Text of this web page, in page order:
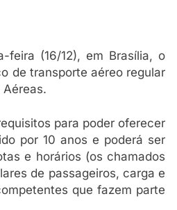
feira (16/12), em Brasília, o
de transporte aéreo regular
para poder oferecer
por 10 anos e poderá ser
e horários (os chamados
de passageiros, carga e
que fazem parte